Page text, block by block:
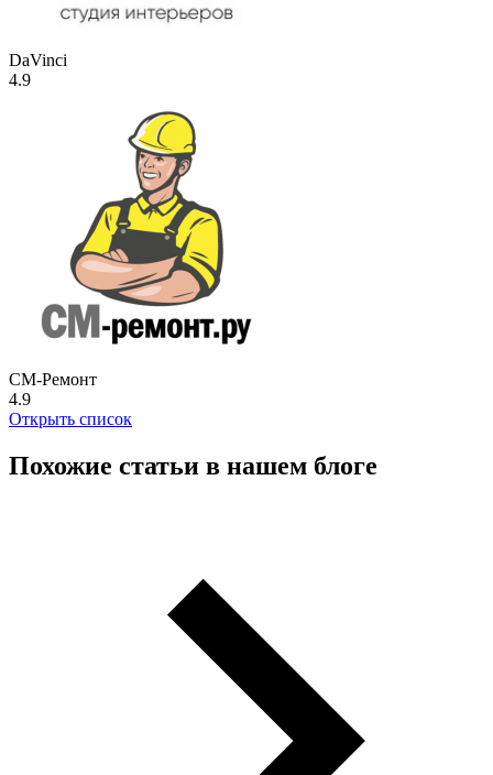
DaVinci
4.9
СМ-Ремонт
4.9
Открыть список
Похожие статьи в нашем блоге